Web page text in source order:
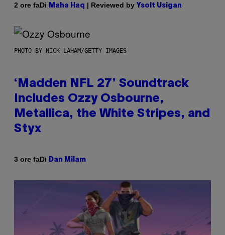
2 ore faDi Maha Haq | Reviewed by Ysolt Usigan
PHOTO BY NICK LAHAM/GETTY IMAGES
‘Madden NFL 27’ Soundtrack
Includes Ozzy Osbourne,
Metallica, the White Stripes, and
Styx
3 ore faDi Dan Milam